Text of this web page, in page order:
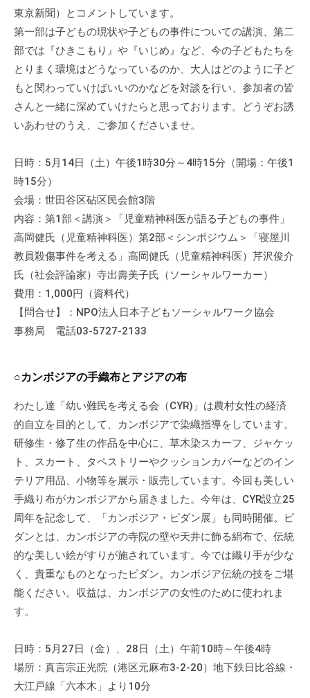
東京新聞）とコメントしています。
第一部は子どもの現状や子どもの事件についての講演、第二
部では『ひきこもり』や『いじめ』など、今の子どもたちを
とりまく環境はどうなっているのか、大人はどのように子ど
もと関わっていけばいいのかなどを対談を行い、参加者の皆
さんと一緒に深めていけたらと思っております。どうぞお誘
いあわせのうえ、ご参加くださいませ。
日時：5月14日（土）午後1時30分～4時15分（開場：午後1
時15分）
会場：世田谷区砧区民会館3階
内容：第1部＜講演＞「児童精神科医が語る子どもの事件」
高岡健氏（児童精神科医）第2部＜シンポジウム＞「寝屋川
教員殺傷事件を考える」高岡健氏（児童精神科医）芹沢俊介
氏（社会評論家）寺出壽美子氏（ソーシャルワーカー）
費用：1,000円（資料代）
【問合せ】：NPO法人日本子どもソーシャルワーク協会
事務局 電話03-5727-2133
○カンボジアの手織布とアジアの布
わたし達「幼い難民を考える会（CYR)」は農村女性の経済
的自立を目的として、カンボジアで染織指導をしています。
研修生・修了生の作品を中心に、草木染スカーフ、ジャケッ
ト、スカート、タペストリーやクッションカバーなどのイン
テリア用品、小物等を展示・販売しています。今回も美しい
手織り布がカンボジアから届きました。今年は、CYR設立25
周年を記念して、「カンボジア・ピダン展」も同時開催。ピ
ダンとは、カンボジアの寺院の壁や天井に飾る絹布で、伝統
的な美しい絵がすりが施されています。今では織り手が少な
く、貴重なものとなったピダン。カンボジア伝統の技をご堪
能ください。収益は、カンボジアの女性のために使われま
す。
日時：5月27日（金）、28日（土）午前10時～午後4時
場所：真言宗正光院（港区元麻布3-2-20）地下鉄日比谷線・
大江戸線「六本木」より10分